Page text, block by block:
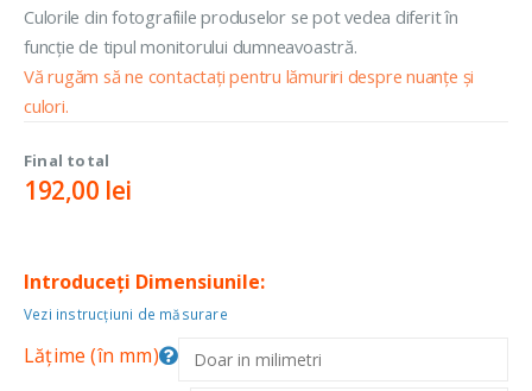
Culorile din fotografiile produselor se pot vedea diferit în
funcție de tipul monitorului dumneavoastră.
Vă rugăm să ne contactați pentru lămuriri despre nuanțe și
culori.
Final total
192,00 lei
Introduceți Dimensiunile:
Vezi instrucțiuni de măsurare
Lățime (în mm)